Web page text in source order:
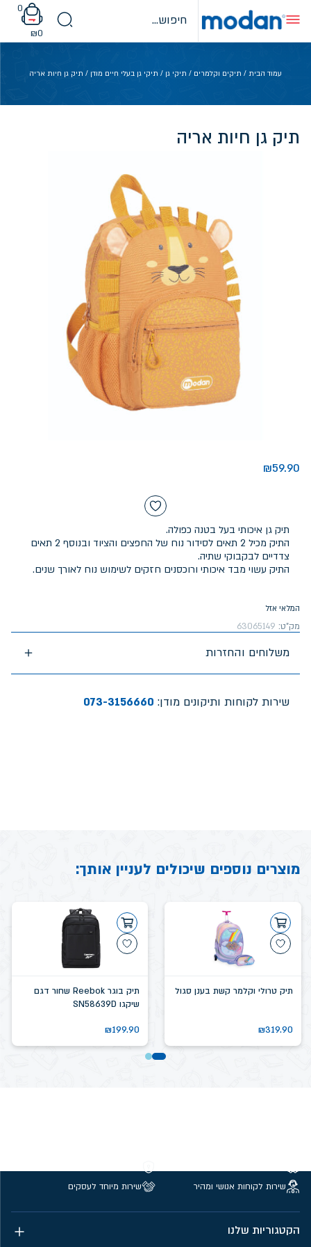
content
0
₪0
עמוד הבית / תיקים וקלמרים / תיקי גן / תיקי גן בעלי חיים מודן / תיק גן חיות אריה
תיק גן חיות אריה
₪59.90
תיק גן איכותי בעל בטנה כפולה.
התיק מכיל 2 תאים לסידור נוח של החפצים והציוד ובנוסף 2 תאים
צדדיים לבקבוקי שתיה.
התיק עשוי מבד איכותי ורוכסנים חזקים לשימוש נוח לאורך שנים.
המלאי אזל
מק"ט: 63065149
משלוחים והחזרות
שירות לקוחות ותיקונים מודן: 073-3156660
מוצרים נוספים שיכולים לעניין אותך:
תיק טרולי וקלמר קשת בענן סגול
₪319.90
תיק בוגר Reebok שחור דגם
שיקגו SN58639D
₪199.90
שירות לקוחות אנושי ומהיר
שירות מיוחד לעסקים
הקטגוריות שלנו